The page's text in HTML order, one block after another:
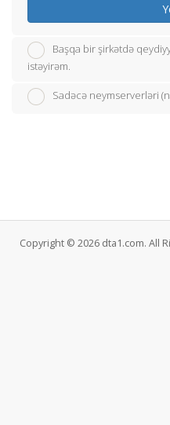
Başqa bir şirkətdə
istəyirəm.
Sadəcə neymserverləri
Copyright © 2026 dta1.com. All